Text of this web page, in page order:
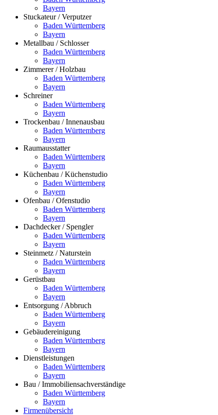
Bayern
Stuckateur / Verputzer
Baden Württemberg
Bayern
Metallbau / Schlosser
Baden Württemberg
Bayern
Zimmerer / Holzbau
Baden Württemberg
Bayern
Schreiner
Baden Württemberg
Bayern
Trockenbau / Innenausbau
Baden Württemberg
Bayern
Raumausstatter
Baden Württemberg
Bayern
Küchenbau / Küchenstudio
Baden Württemberg
Bayern
Ofenbau / Ofenstudio
Baden Württemberg
Bayern
Dachdecker / Spengler
Baden Württemberg
Bayern
Steinmetz / Naturstein
Baden Württemberg
Bayern
Gerüstbau
Baden Württemberg
Bayern
Entsorgung / Abbruch
Baden Württemberg
Bayern
Gebäudereinigung
Baden Württemberg
Bayern
Dienstleistungen
Baden Württemberg
Bayern
Bau / Immobiliensachverständige
Baden Württemberg
Bayern
Firmenübersicht